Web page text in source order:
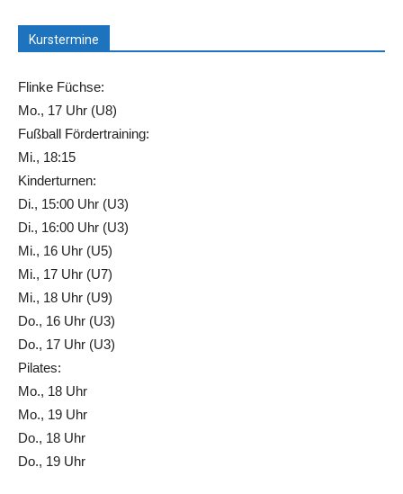
Kurstermine
Flinke Füchse:
Mo., 17 Uhr (U8)
Fußball Fördertraining:
Mi., 18:15
Kinderturnen:
Di., 15:00 Uhr (U3)
Di., 16:00 Uhr (U3)
Mi., 16 Uhr (U5)
Mi., 17 Uhr (U7)
Mi., 18 Uhr (U9)
Do., 16 Uhr (U3)
Do., 17 Uhr (U3)
Pilates:
Mo., 18 Uhr
Mo., 19 Uhr
Do., 18 Uhr
Do., 19 Uhr